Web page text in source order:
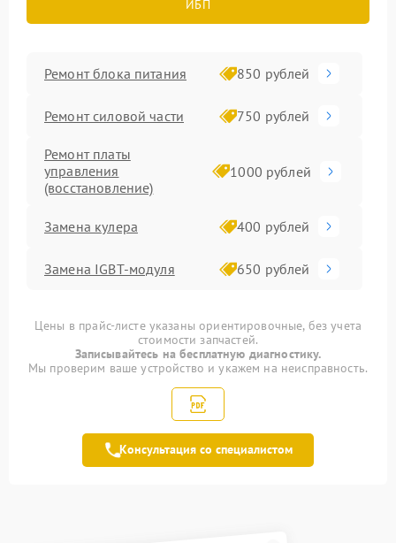
ИБП
Ремонт блока питания 850 рублей
Ремонт силовой части 750 рублей
Ремонт платы
управления
(восстановление)
1000 рублей
Замена кулера 400 рублей
Замена IGBT-модуля 650 рублей
Цены в прайс-листе указаны ориентировочные, без учета
стоимости запчастей.
Записывайтесь на бесплатную диагностику.
Мы проверим ваше устройство и укажем на неисправность.
Консультация со специалистом